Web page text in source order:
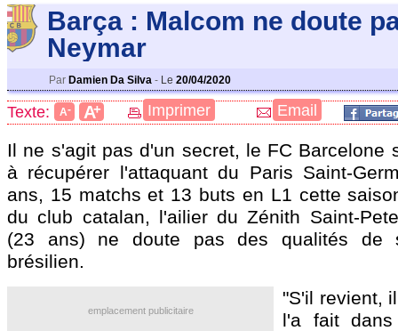
Barça : Malcom ne doute
Neymar
Par Damien Da Silva - Le 20/04/2020
Texte: A- A+ Imprimer Email
Il ne s'agit pas d'un secret, le FC Barcelone
à récupérer l'attaquant du Paris Saint-
ans, 15 matchs et 13 buts en L1 cette
du club catalan, l'ailier du Zénith Saint-
(23 ans) ne doute pas des qualités de
brésilien.
emplacement publicitaire
"S'il revient,
l'a fait